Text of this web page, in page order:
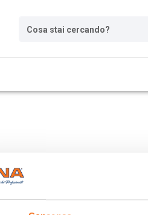
Cosa stai cercando?